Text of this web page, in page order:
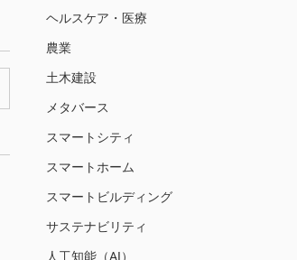
ヘルスケア・医療
農業
土木建設
メタバース
スマートシティ
スマートホーム
スマートビルディング
サステナビリティ
人工知能（AI）